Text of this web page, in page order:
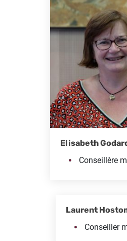
Elisabeth
Conseillère
Laurent
Conseiller